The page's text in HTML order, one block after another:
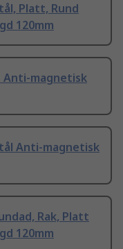
Platt, Rund
120mm
Anti-magnetisk
Anti-magnetisk
Rak, Platt
120mm